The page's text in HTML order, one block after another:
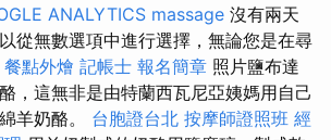
ANALYTICS massage 沒有兩天
從無數選項中進行選擇，無論您是在尋
餐點外燴 記帳士 報名簡章 照片鹽布達
，這無非是由特蘭西瓦尼亞姨媽用自己
羊奶酪。 台胞證台北 按摩師證照班 經